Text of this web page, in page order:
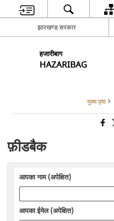
झारखण्ड सरकार
हजारीबाग
HAZARIBAG
मुख्य पृष्ठ
फ़ीडबैक
आपका नाम (अपेक्षित)
आपका ईमेल (अपेक्षित)